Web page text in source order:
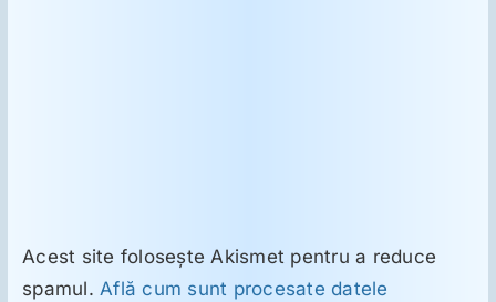
Acest site folosește Akismet pentru a reduce
spamul.Află cum sunt procesate datele